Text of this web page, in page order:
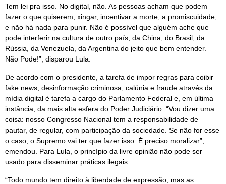
Tem lei pra isso. No digital, não. As pessoas acham que podem
fazer o que quiserem, xingar, incentivar a morte, a promiscuidade,
e não há nada para punir. Não é possível que alguém ache que
pode interferir na cultura de outro país, da China, do Brasil, da
Rússia, da Venezuela, da Argentina do jeito que bem entender.
Não Pode!”, disparou Lula.
De acordo com o presidente, a tarefa de impor regras para coibir
fake news, desinformação criminosa, calúnia e fraude através da
mídia digital é tarefa a cargo do Parlamento Federal e, em última
instância, da mais alta esfera do Poder Judiciário. “Vou dizer uma
coisa: nosso Congresso Nacional tem a responsabilidade de
pautar, de regular, com participação da sociedade. Se não for esse
o caso, o Supremo vai ter que fazer isso. É preciso moralizar”,
emendou. Para Lula, o princípio da livre opinião não pode ser
usado para disseminar práticas ilegais.
“Todo mundo tem direito à liberdade de expressão, mas as